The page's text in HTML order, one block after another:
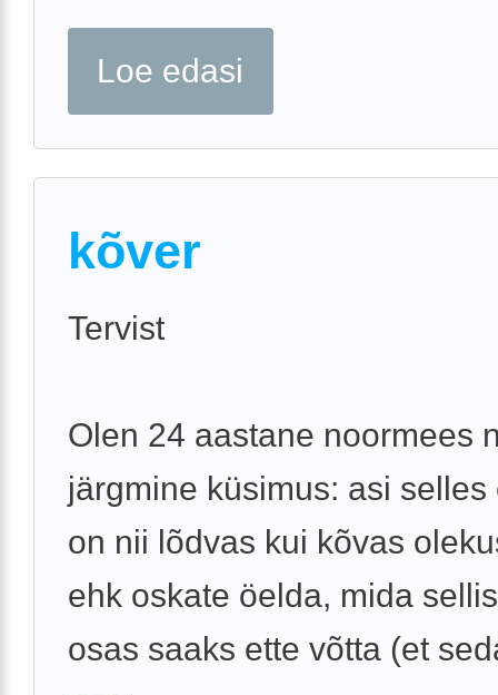
Loe edasi
kõver
Tervist
Olen 24 aastane noormees
järgmine küsimus: asi selles
on nii lõdvas kui kõvas
ehk oskate öelda, mida
osas saaks ette võtta (et